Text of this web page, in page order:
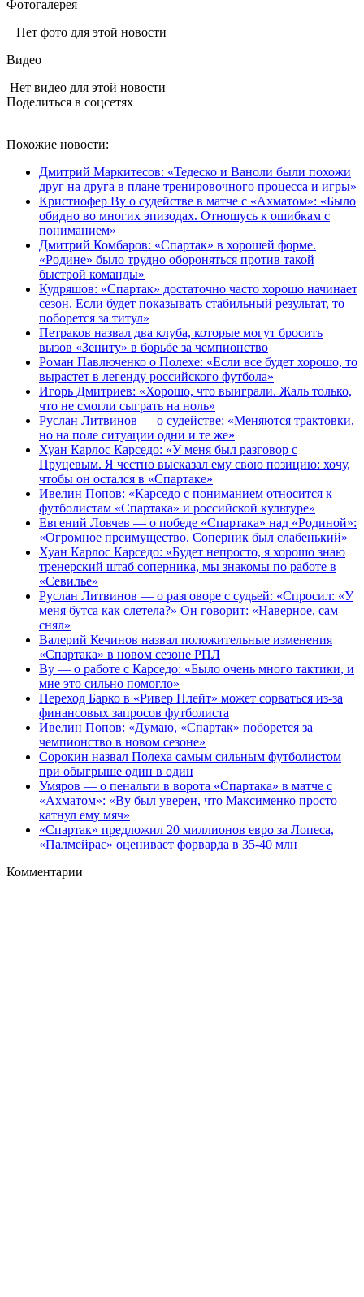
Фотогалерея
Нет фото для этой новости
Видео
Нет видео для этой новости
Поделиться в соцсетях
Похожие новости:
Дмитрий Маркитесов: «Тедеско и Ваноли были похожи
друг на друга в плане тренировочного процесса и игры»
Кристиофер Ву о судействе в матче с «Ахматом»: «Было
обидно во многих эпизодах. Отношусь к ошибкам с
пониманием»
Дмитрий Комбаров: «Спартак» в хорошей форме.
«Родине» было трудно обороняться против такой
быстрой команды»
Кудряшов: «Спартак» достаточно часто хорошо начинает
сезон. Если будет показывать стабильный результат, то
поборется за титул»
Петраков назвал два клуба, которые могут бросить
вызов «Зениту» в борьбе за чемпионство
Роман Павлюченко о Полехе: «Если все будет хорошо, то
вырастет в легенду российского футбола»
Игорь Дмитриев: «Хорошо, что выиграли. Жаль только,
что не смогли сыграть на ноль»
Руслан Литвинов — о судействе: «Меняются трактовки,
но на поле ситуации одни и те же»
Хуан Карлос Карседо: «У меня был разговор с
Пруцевым. Я честно высказал ему свою позицию: хочу,
чтобы он остался в «Спартаке»
Ивелин Попов: «Карседо с пониманием относится к
футболистам «Спартака» и российской культуре»
Евгений Ловчев — о победе «Спартака» над «Родиной»:
«Огромное преимущество. Соперник был слабенький»
Хуан Карлос Карседо: «Будет непросто, я хорошо знаю
тренерский штаб соперника, мы знакомы по работе в
«Севилье»
Руслан Литвинов — о разговоре с судьей: «Спросил: «У
меня бутса как слетела?» Он говорит: «Наверное, сам
снял»
Валерий Кечинов назвал положительные изменения
«Спартака» в новом сезоне РПЛ
Ву — о работе с Карседо: «Было очень много тактики, и
мне это сильно помогло»
Переход Барко в «Ривер Плейт» может сорваться из‑за
финансовых запросов футболиста
Ивелин Попов: «Думаю, «Спартак» поборется за
чемпионство в новом сезоне»
Сорокин назвал Полеха самым сильным футболистом
при обыгрыше один в один
Умяров — о пенальти в ворота «Спартака» в матче с
«Ахматом»: «Ву был уверен, что Максименко просто
катнул ему мяч»
«Спартак» предложил 20 миллионов евро за Лопеса,
«Палмейрас» оценивает форварда в 35-40 млн
Комментарии